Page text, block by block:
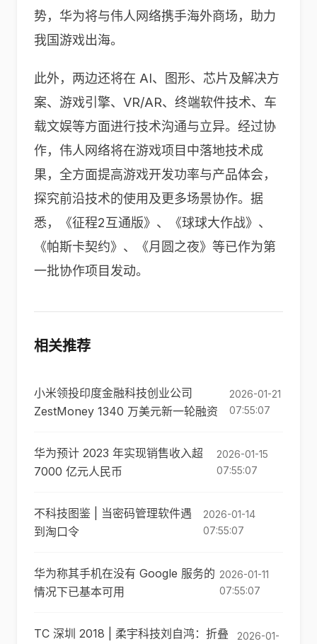
势，华为将与伟人网络携手海外商场，助力
我国游戏出海。
此外，两边还将在 AI、图形、芯片及解决方
案、游戏引擎、VR/AR、终端软件技术、车
载文娱等方面进行技术沟通与立异。经过协
作，伟人网络将在游戏项目中落地技术成
果，全方面提高游戏开发功率与产品体会，
探究前沿技术的使用及更多场景协作。据
悉，《征程2互通版》、《球球大作战》、
《帕斯卡契约》、《月圆之夜》等已作为第
一批协作项目发动。
相关推荐
小米领投印度金融科技创业公司
ZestMoney 1340 万美元新一轮融资
2026-01-21
07:55:07
华为预计 2023 年实现销售收入超
7000 亿元人民币
2026-01-15
07:55:07
不科技图鉴 | 当密码管理软件遇
到淘口令
2026-01-14
07:55:07
华为称其手机在没有 Google 服务的
情况下已基本可用
2026-01-11
07:55:07
TC 深圳 2018 | 柔宇科技刘自鸿：折叠
2026-01-